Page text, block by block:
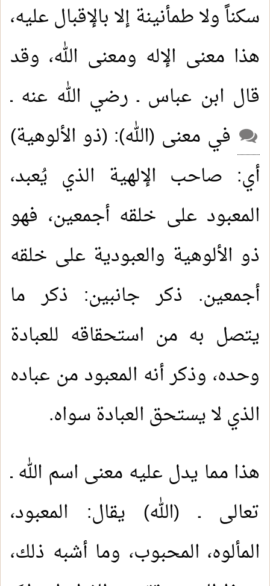
سكناً ولا طمأنينة إلا بالإقبال عليه،
هذا معنى الإله ومعنى الله، وقد
قال ابن عباس ـ رضي الله عنه ـ
في معنى (الله): (ذو الألوهية)
أي: صاحب الإلهية الذي يُعبد،
المعبود على خلقه أجمعين، فهو
ذو الألوهية والعبودية على خلقه
أجمعين. ذكر جانبين: ذكر ما
يتصل به من استحقاقه للعبادة
وحده، وذكر أنه المعبود من عباده
الذي لا يستحق العبادة سواه.
هذا مما يدل عليه معنى اسم الله ـ
تعالى ـ (الله) يقال: المعبود،
المألوه، المحبوب، وما أشبه ذلك،